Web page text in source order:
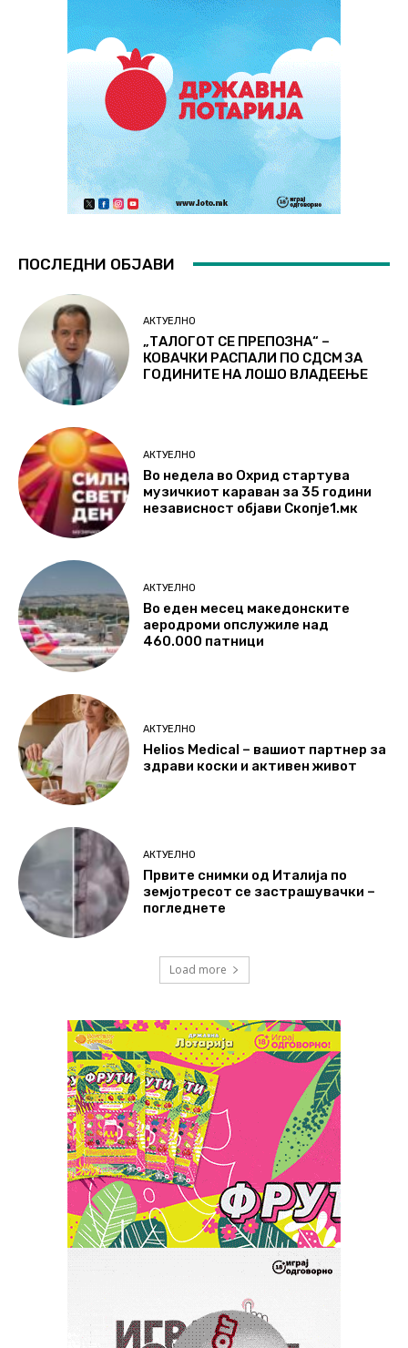
ПОСЛЕДНИ ОБЈАВИ
АКТУЕЛНО
„ТАЛОГОТ СЕ ПРЕПОЗНА“ –
КОВАЧКИ РАСПАЛИ ПО СДСМ ЗА
ГОДИНИТЕ НА ЛОШО ВЛАДЕЕЊЕ
АКТУЕЛНО
Во недела во Охрид стартува
музичкиот караван за 35 години
независност објави Скопје1.мк
АКТУЕЛНО
Во еден месец македонските
аеродроми опслужиле над
460.000 патници
АКТУЕЛНО
Helios Medical – вашиот партнер за
здрави коски и активен живот
АКТУЕЛНО
Првите снимки од Италија по
земјотресот се застрашувачки –
погледнете
Load more